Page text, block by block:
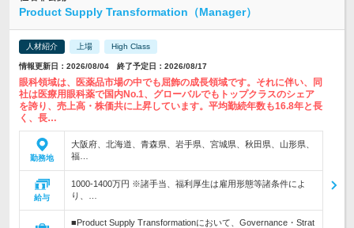
Product Supply Transformation（Manager）
人材紹介 上場 High Class
情報更新日：2026/08/04 終了予定日：2026/08/17
眼科領域は、医薬品市場の中でも屈飾の成長領域です。それに伴い、同
社は医療用眼科薬で国内No.1、グローバルでもトップクラスのシェア
を誇り、売上高・株価共に上昇しています。平均勤続年数も16.8年と長
く、長…
勤務地
大阪府、北海道、青森県、岩手県、宮城県、秋田県、山形県、
福…
給与
1000-1400万円 ※諸手当、福利厚生は雇用形態等諸条件によ
り、…
■Product Supply Transformationにおいて、Governance・Strat